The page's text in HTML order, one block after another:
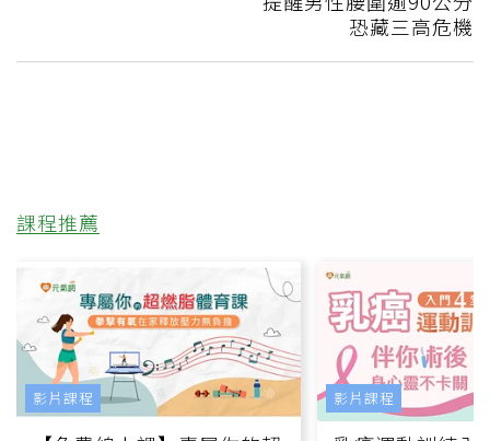
恐藏三高危機
課程推薦
影片課程 影片課程